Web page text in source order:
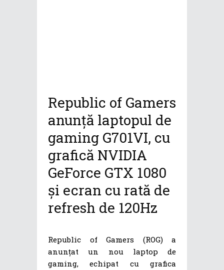
Republic of Gamers
anunță laptopul de
gaming G701VI, cu
grafică NVIDIA
GeForce GTX 1080
și ecran cu rată de
refresh de 120Hz
Republic of Gamers (ROG) a
anunțat un nou laptop de
gaming, echipat cu grafica